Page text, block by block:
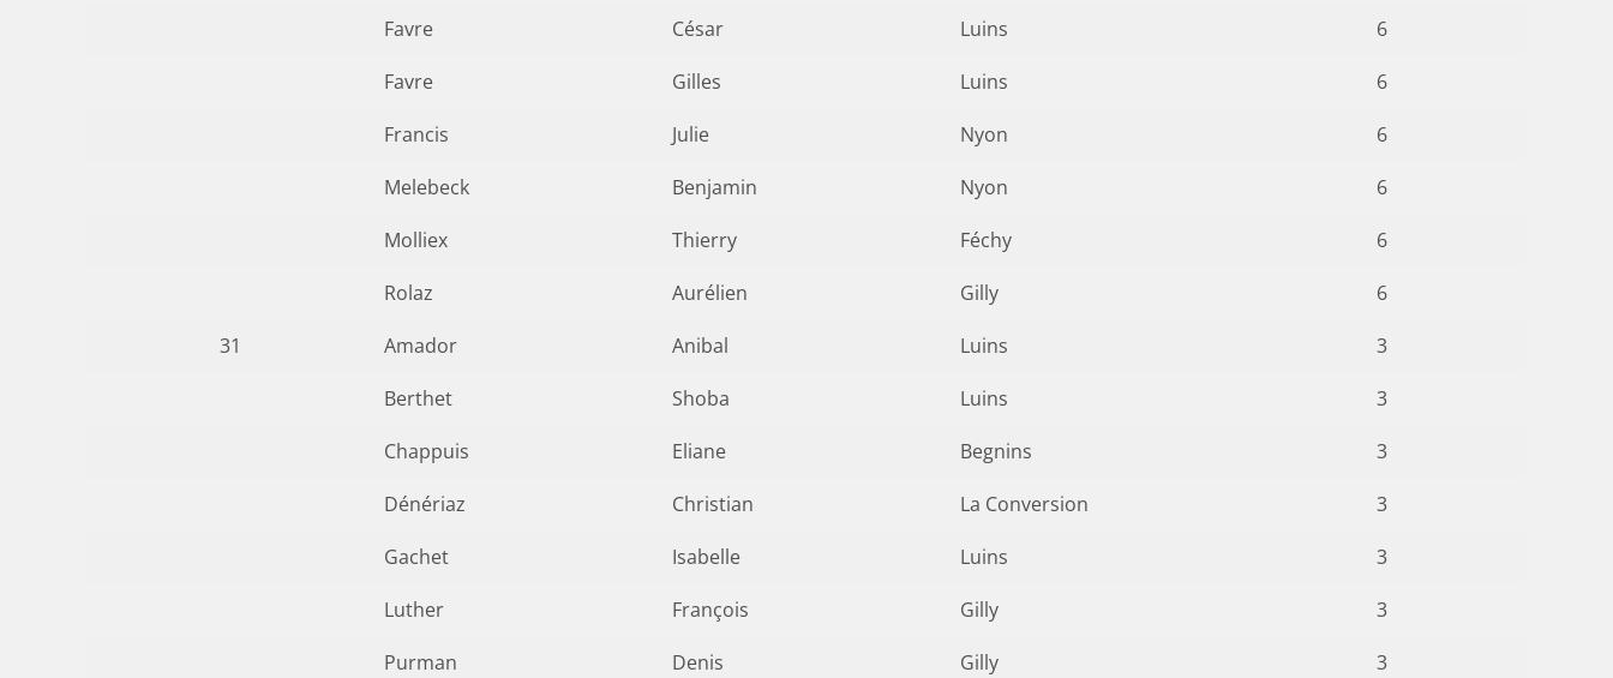
Favre
César Luins
6
Favre
Gilles Luins
6
Francis
Julie Nyon
6
Melebeck
Benjamin Nyon
6
Molliex
Thierry Féchy
6
Rolaz
Aurélien Gilly
6
31
Amador Anibal Luins
3
Berthet
Shoba Luins
3
Chappuis
Eliane Begnins
3
Dénériaz
Christian La Conversion
3
Gachet
Isabelle Luins
3
Luther
François Gilly
3
Purman
Denis Gilly
3